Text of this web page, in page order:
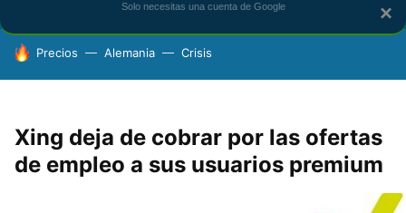
HOY SE HABLA DE
Precios Alemania Crisis
Xing deja de cobrar por las ofertas
de empleo a sus usuarios premium
×
Solo necesitas una cuenta de Google